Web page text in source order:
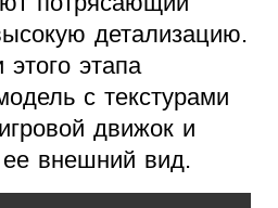
детализацию.
этапа
с текстурами
движок и
внешний вид.